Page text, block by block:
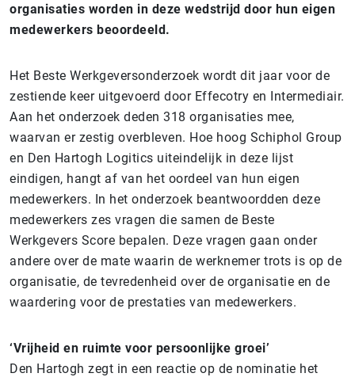
organisaties worden in deze wedstrijd door hun eigen
medewerkers beoordeeld.
Het Beste Werkgeversonderzoek wordt dit jaar voor de
zestiende keer uitgevoerd door Effecotry en Intermediair.
Aan het onderzoek deden 318 organisaties mee,
waarvan er zestig overbleven. Hoe hoog Schiphol Group
en Den Hartogh Logitics uiteindelijk in deze lijst
eindigen, hangt af van het oordeel van hun eigen
medewerkers. In het onderzoek beantwoordden deze
medewerkers zes vragen die samen de Beste
Werkgevers Score bepalen. Deze vragen gaan onder
andere over de mate waarin de werknemer trots is op de
organisatie, de tevredenheid over de organisatie en de
waardering voor de prestaties van medewerkers.
‘Vrijheid en ruimte voor persoonlijke groei’
Den Hartogh zegt in een reactie op de nominatie het